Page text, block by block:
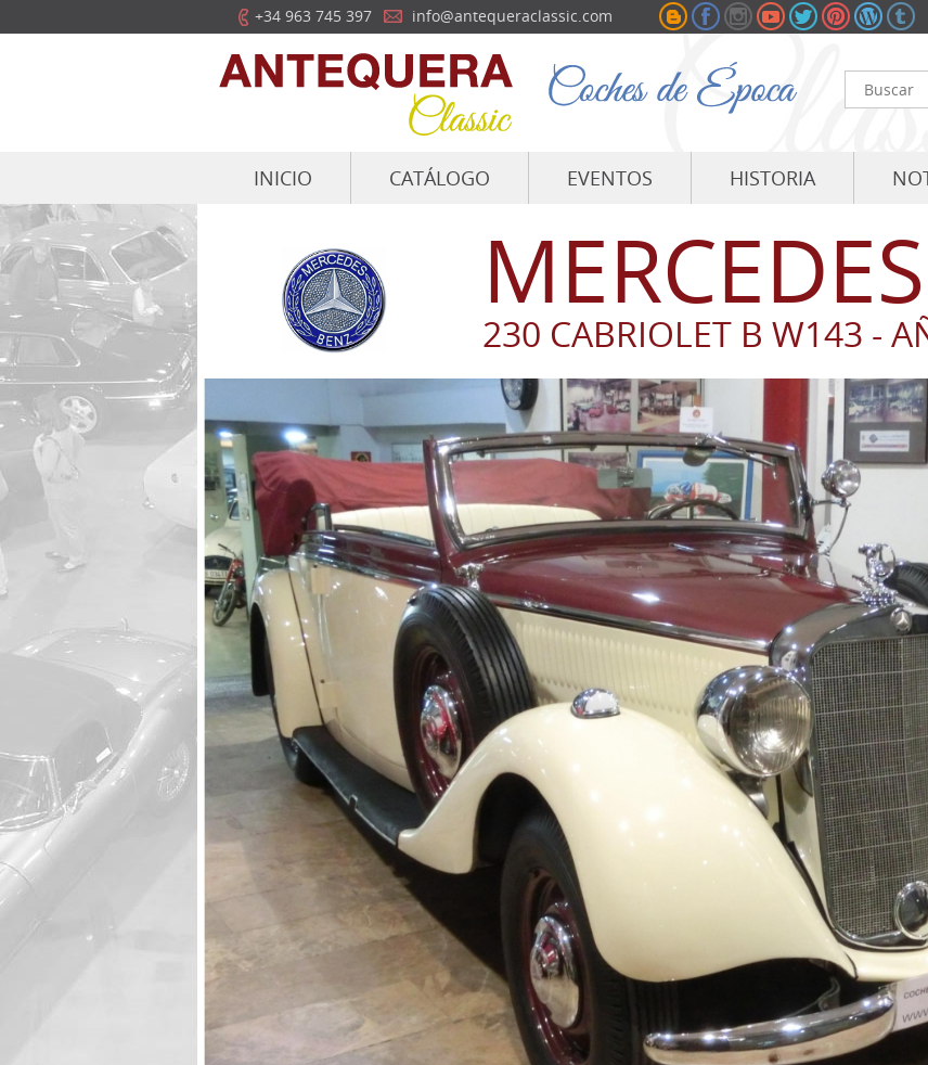
+34 963 745 397 info@antequeraclassic.com
INICIO CATÁLOGO EVENTOS HISTORIA
230 CABRIOLET B W143 -